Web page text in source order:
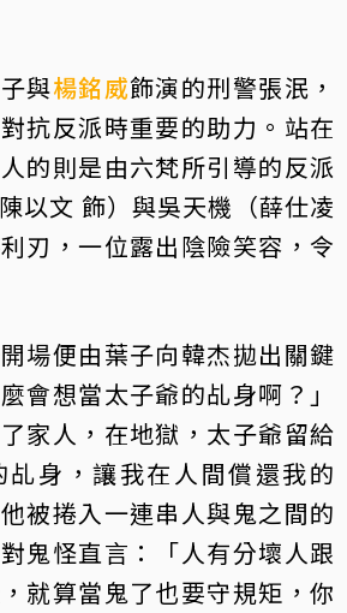
與楊銘威飾演的刑警張泯，
抗反派時重要的助力。站在
的則是由六梵所引導的反派
以文 飾）與吳天機（薛仕凌
刃，一位露出陰險笑容，令
場便由葉子向韓杰拋出關鍵
會想當太子爺的乩身啊？」
家人，在地獄，太子爺留給
身，讓我在人間償還我的
被捲入一連串人與鬼之間的
鬼怪直言：「人有分壞人跟
就算當鬼了也要守規矩，你